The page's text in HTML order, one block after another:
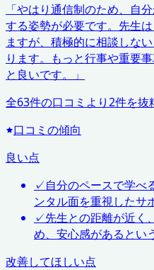
「やはり通信制のため、自
する姿勢が必要です。先生
ますが、積極的に相談しな
ります。もっと行事や重要
と良いです。
」
全63件の口コミより2件を抜
口コミの傾向
良い点
✓自分のペースで学べ
ンタル面を重視したサ
✓先生との距離が近く
め、安心感があるとい
改善してほしい点